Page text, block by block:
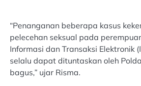
“Penanganan beberapa kasus
pelecehan seksual pada
Informasi dan Transaksi Elektronik
selalu dapat dituntaskan oleh
bagus,” ujar Risma.